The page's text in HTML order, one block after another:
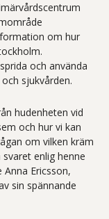
om hur
och använda
sjukvården.
hudenheten vid
och hur vi kan
om vilken kräm
enlig henne
Anna Ericsson,
sin spännande